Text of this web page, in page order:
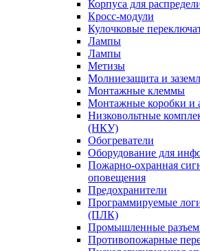
Корпуса для
Кросс-модули
Кулочковые
Лампы
Лампы
Метизы
Молниезащита и
Монтажные клеммы
Монтажные коробки и
Низковольтные
(НКУ)
Обогреватели
Оборудование для
Пожарно-охранная
оповещения
Предохранители
Программируемые
(ПЛК)
Промышленные
Противопожарные